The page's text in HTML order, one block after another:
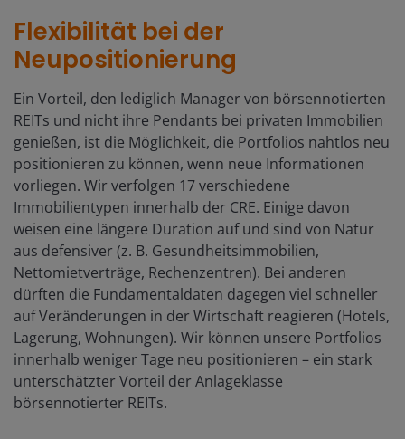
Flexibilität bei der
Neupositionierung
Ein Vorteil, den lediglich Manager von börsennotierten
REITs und nicht ihre Pendants bei privaten Immobilien
genießen, ist die Möglichkeit, die Portfolios nahtlos neu
positionieren zu können, wenn neue Informationen
vorliegen. Wir verfolgen 17 verschiedene
Immobilientypen innerhalb der CRE. Einige davon
weisen eine längere Duration auf und sind von Natur
aus defensiver (z. B. Gesundheitsimmobilien,
Nettomietverträge, Rechenzentren). Bei anderen
dürften die Fundamentaldaten dagegen viel schneller
auf Veränderungen in der Wirtschaft reagieren (Hotels,
Lagerung, Wohnungen). Wir können unsere Portfolios
innerhalb weniger Tage neu positionieren – ein stark
unterschätzter Vorteil der Anlageklasse
börsennotierter REITs.